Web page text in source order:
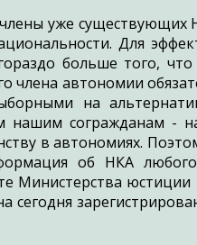
уже существующих
Для
больше того,
члена автономии
на
нашим согражданам -
в автономиях.
об НКА
Министерства
сегодня